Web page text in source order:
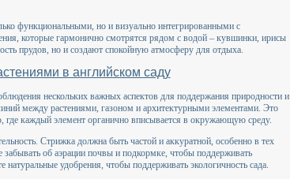
функциональными, но и визуально интегрированными с
которые гармонично смотрятся рядом с водой – кувшинки, ирисы
прудов, но и создают спокойную атмосферу для отдыха.
в английском саду
нескольких важных аспектов для поддержания природности и
между растениями, газоном и архитектурными элементами. Это
каждый элемент органично вписывается в окружающую среду.
Стрижка должна быть частой и аккуратной, особенно в тех
об аэрации почвы и подкормке, чтобы поддерживать
удобрения, чтобы поддерживать экологичность сада.